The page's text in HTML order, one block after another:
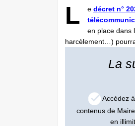
L e décret n°
en place dans
harcèlement…)
La
Accédez
contenus de
en